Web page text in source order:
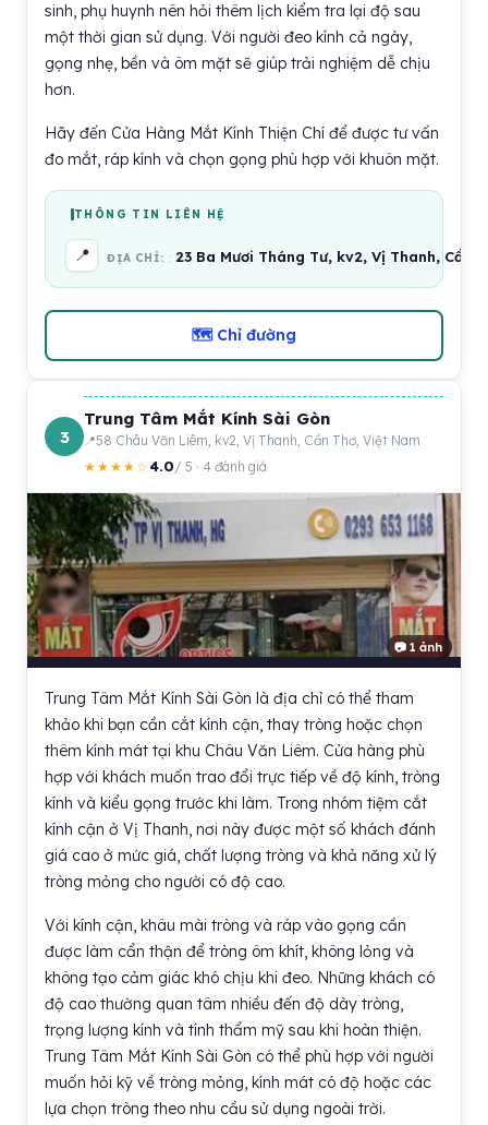
sinh, phụ huynh nên hỏi thêm lịch kiểm tra lại độ sau
một thời gian sử dụng. Với người đeo kính cả ngày,
gọng nhẹ, bền và ôm mặt sẽ giúp trải nghiệm dễ chịu
hơn.
Hãy đến Cửa Hàng Mắt Kính Thiện Chí để được tư vấn
đo mắt, ráp kính và chọn gọng phù hợp với khuôn mặt.
THÔNG TIN LIÊN HỆ
📍 ĐỊA CHỈ: 23 Ba Mươi Tháng Tư, kv2, Vị Thanh, Cần
🗺 Chỉ đường
3
Trung Tâm Mắt Kính Sài Gòn
58 Châu Văn Liêm, kv2, Vị Thanh, Cần Thơ, Việt Nam
★★★★☆4.0 / 5 · 4 đánh giá
📷 1 ảnh
Trung Tâm Mắt Kính Sài Gòn là địa chỉ có thể tham
khảo khi bạn cần cắt kính cận, thay tròng hoặc chọn
thêm kính mát tại khu Châu Văn Liêm. Cửa hàng phù
hợp với khách muốn trao đổi trực tiếp về độ kính, tròng
kính và kiểu gọng trước khi làm. Trong nhóm tiệm cắt
kính cận ở Vị Thanh, nơi này được một số khách đánh
giá cao ở mức giá, chất lượng tròng và khả năng xử lý
tròng mỏng cho người có độ cao.
Với kính cận, khâu mài tròng và ráp vào gọng cần
được làm cẩn thận để tròng ôm khít, không lỏng và
không tạo cảm giác khó chịu khi đeo. Những khách có
độ cao thường quan tâm nhiều đến độ dày tròng,
trọng lượng kính và tính thẩm mỹ sau khi hoàn thiện.
Trung Tâm Mắt Kính Sài Gòn có thể phù hợp với người
muốn hỏi kỹ về tròng mỏng, kính mát có độ hoặc các
lựa chọn tròng theo nhu cầu sử dụng ngoài trời.